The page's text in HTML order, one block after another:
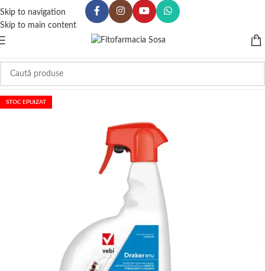
Skip to navigation
Skip to main content
STOC EPUIZAT